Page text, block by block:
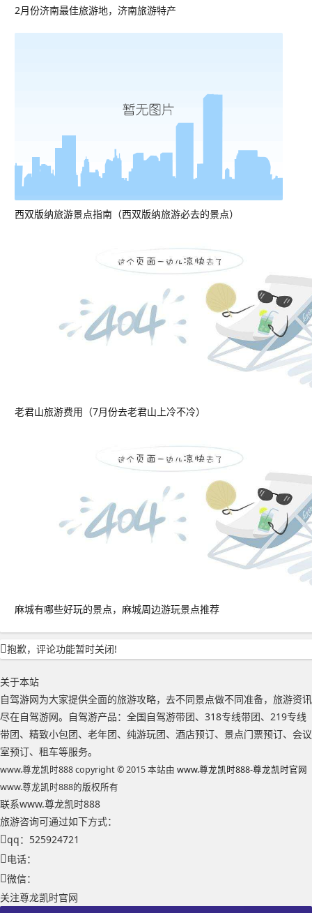
2月份济南最佳旅游地，济南旅游特产
西双版纳旅游景点指南（西双版纳旅游必去的景点）
老君山旅游费用（7月份去老君山上冷不冷）
麻城有哪些好玩的景点，麻城周边游玩景点推荐
抱歉，评论功能暂时关闭!
关于本站
自驾游网为大家提供全面的旅游攻略，去不同景点做不同准备，旅游资讯
尽在自驾游网。自驾游产品：全国自驾游带团、318专线带团、219专线
带团、精致小包团、老年团、纯游玩团、酒店预订、景点门票预订、会议
室预订、租车等服务。
www.尊龙凯时888 copyright © 2015 本站由 www.尊龙凯时888-尊龙凯时官网
www.尊龙凯时888的版权所有
联系www.尊龙凯时888
旅游咨询可通过如下方式：
qq：525924721
电话：
微信：
关注尊龙凯时官网